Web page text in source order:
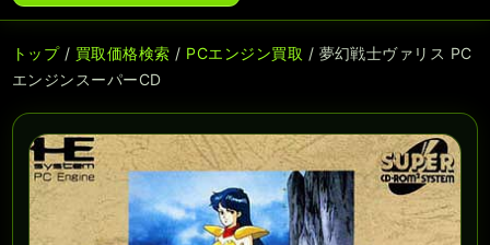
トップ/ 買取価格検索 / PCエンジン買取 / 夢幻戦士ヴァリス PC
エンジンスーパーCD